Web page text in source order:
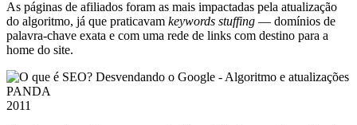
As páginas de afiliados foram as mais impactadas pela atualização
do algoritmo, já que praticavam keywords stuffing — domínios de
palavra-chave exata e com uma rede de links com destino para a
home do site.
PANDA
2011